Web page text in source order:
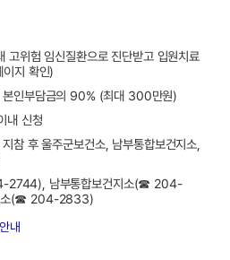
고위험 임신질환으로 진단받고 입원치료
이지 확인)
본인부담금의 90% (최대 300만원)
내 신청
참 후 울주군보건소, 남부통합보건지소,
2744), 남부통합보건지소(☎ 204-
소(☎ 204-2833)
내